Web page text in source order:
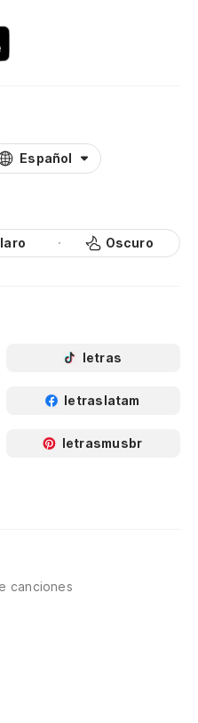
Español
Oscuro
letras
letraslatam
letrasmusbr
canciones